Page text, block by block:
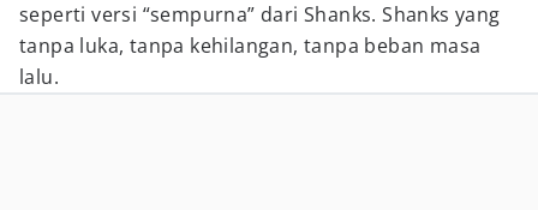
seperti versi “sempurna” dari Shanks. Shanks yang
tanpa luka, tanpa kehilangan, tanpa beban masa
lalu.